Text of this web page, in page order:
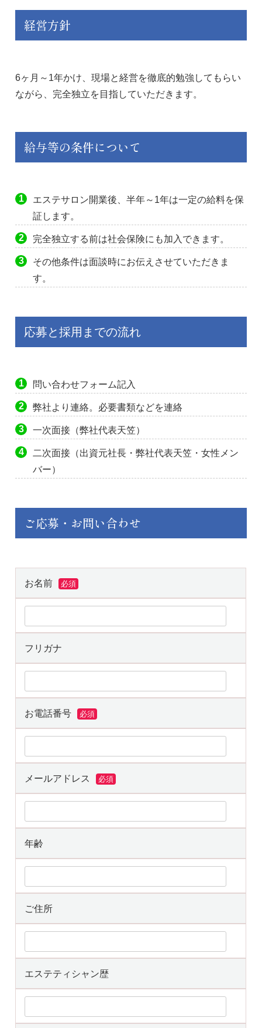
経営方針
6ヶ月～1年かけ、現場と経営を徹底的勉強してもらい
ながら、完全独立を目指していただきます。
給与等の条件について
エステサロン開業後、半年～1年は一定の給料を保
証します。
完全独立する前は社会保険にも加入できます。
その他条件は面談時にお伝えさせていただきま
す。
応募と採用までの流れ
問い合わせフォーム記入
弊社より連絡。必要書類などを連絡
一次面接（弊社代表天笠）
二次面接（出資元社長・弊社代表天笠・女性メン
バー）
ご応募・お問い合わせ
お名前 必須
フリガナ
お電話番号 必須
メールアドレス 必須
年齢
ご住所
エステティシャン歴